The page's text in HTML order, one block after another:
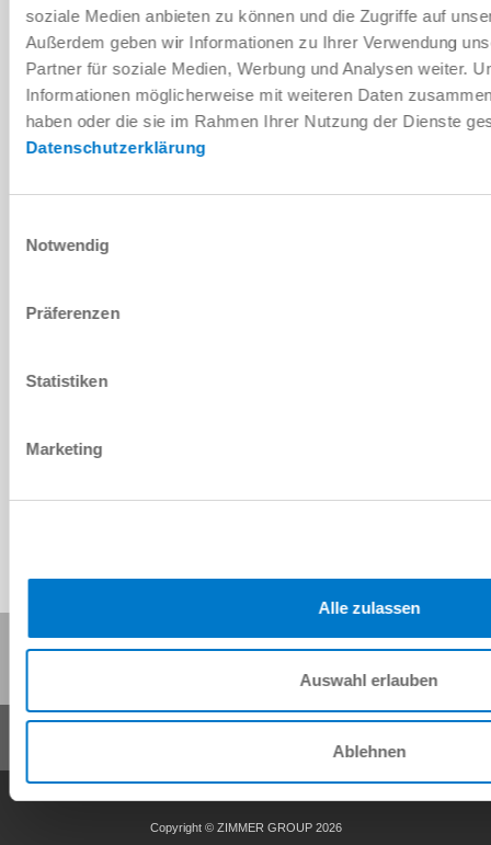
soziale Medien anbieten zu können und die Zugriffe auf
Außerdem geben wir Informationen zu Ihrer Verwendung
Partner für soziale Medien, Werbung und Analysen weiter.
Informationen möglicherweise mit weiteren Daten
haben oder die sie im Rahmen Ihrer Nutzung der Dienste
Datenschutzerklärung
Notwendig
Präferenzen
Statistiken
Marketing
Alle zulassen
Auswahl erlauben
Ablehnen
PDF-Datenblatt
Herunterladen
Diese Seite teilen:
Copyright © ZIMMER GROUP 2026